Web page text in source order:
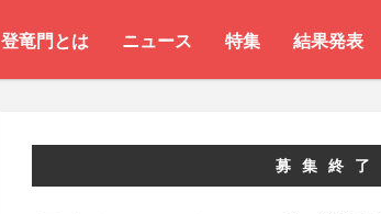
登竜門とは ニュース 特集 結果発表
募集終了